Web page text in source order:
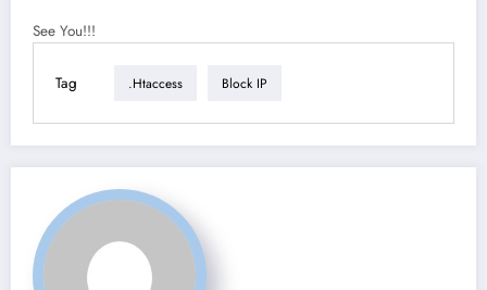
See You!!!
Tag .htaccess Block IP